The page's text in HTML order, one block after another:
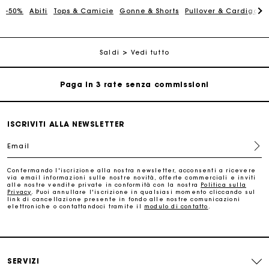
-50% Abiti Tops & Camicie Gonne & Shorts Pullover & Cardigan
Saldi Vedi tutto
perfetto
Consegna a domicilio offerta entro 2-3 giorni
La carta regalo Maje: il modo migliore per fare il regalo
perfetto
Consegna a domicilio offerta entro 2-3 giorni
Paga in 3 rate senza commissioni
ISCRIVITI ALLA NEWSLETTER
Email
Confermando l'iscrizione alla nostra newsletter, acconsenti a ricevere
via email informazioni sulle nostre novità, offerte commerciali e inviti
alle nostre vendite private in conformità con la nostra Politica sulla
Privacy
. Puoi annullare l'iscrizione in qualsiasi momento cliccando sul
link di cancellazione presente in fondo alle nostre comunicazioni
elettroniche o contattandoci tramite il modulo di contatto
SERVIZI